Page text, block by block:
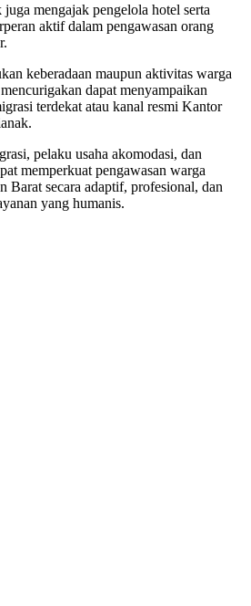
mengajak pengelola hotel serta
aktif dalam pengawasan orang
keberadaan maupun aktivitas warga
dapat menyampaikan
terdekat atau kanal resmi Kantor
pelaku usaha akomodasi, dan
memperkuat pengawasan warga
Barat secara adaptif, profesional, dan
yang humanis.